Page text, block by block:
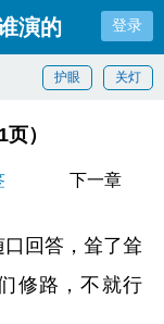
演的 登录
关灯
护眼
）
下一章
回答，耸了耸
修路，不就行